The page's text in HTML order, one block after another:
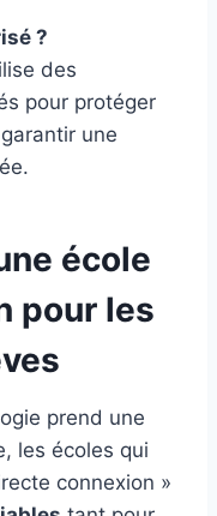
?
des
pour protéger
une
école
pour les
prend une
les écoles qui
connexion »